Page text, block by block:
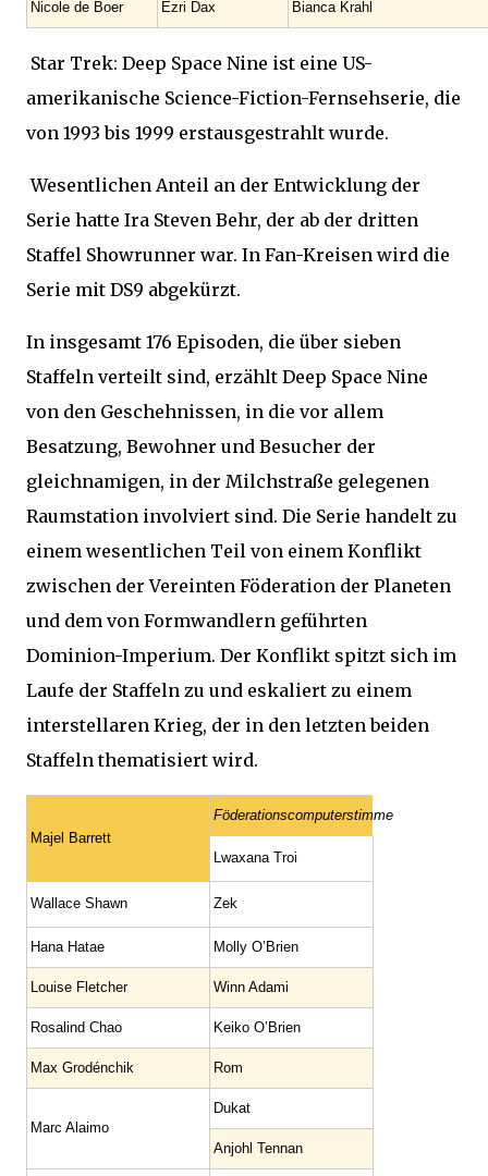
Nicole de Boer Ezri Dax Bianca Krahl
Star Trek: Deep Space Nine ist eine US-
amerikanische Science-Fiction-Fernsehserie, die
von 1993 bis 1999 erstausgestrahlt wurde.
Wesentlichen Anteil an der Entwicklung der
Serie hatte Ira Steven Behr, der ab der dritten
Staffel Showrunner war. In Fan-Kreisen wird die
Serie mit DS9 abgekürzt.
In insgesamt 176 Episoden, die über sieben
Staffeln verteilt sind, erzählt Deep Space Nine
von den Geschehnissen, in die vor allem
Besatzung, Bewohner und Besucher der
gleichnamigen, in der Milchstraße gelegenen
Raumstation involviert sind. Die Serie handelt zu
einem wesentlichen Teil von einem Konflikt
zwischen der Vereinten Föderation der Planeten
und dem von Formwandlern geführten
Dominion-Imperium. Der Konflikt spitzt sich im
Laufe der Staffeln zu und eskaliert zu einem
interstellaren Krieg, der in den letzten beiden
Staffeln thematisiert wird.
Majel Barrett
Föderationscomputerstimme
Lwaxana Troi
Wallace Shawn Zek
Hana Hatae Molly O’Brien
Louise Fletcher Winn Adami
Rosalind Chao Keiko O’Brien
Max Grodénchik Rom
Marc Alaimo
Dukat
Anjohl Tennan